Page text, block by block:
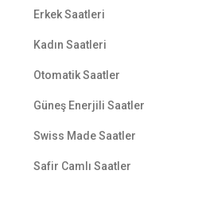
Erkek Saatleri
Kadın Saatleri
Otomatik Saatler
Güneş Enerjili Saatler
Swiss Made Saatler
Safir Camlı Saatler